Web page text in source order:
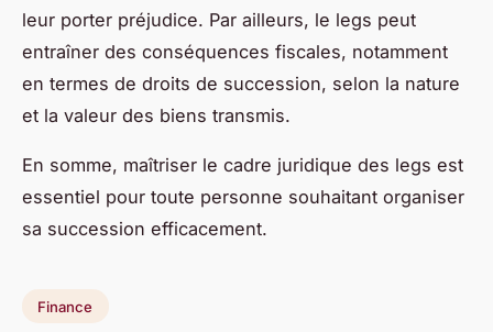
leur porter préjudice. Par ailleurs, le legs peut
entraîner des conséquences fiscales, notamment
en termes de droits de succession, selon la nature
et la valeur des biens transmis.
En somme, maîtriser le cadre juridique des legs est
essentiel pour toute personne souhaitant organiser
sa succession efficacement.
Finance